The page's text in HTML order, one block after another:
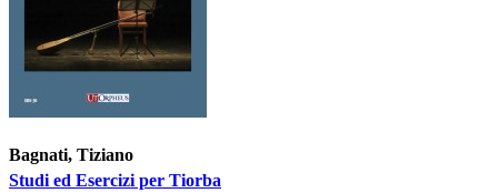
Bagnati, Tiziano
Studi ed Esercizi per Tiorba